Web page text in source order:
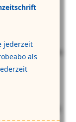
jederzeit
als
ccevppl
nkedrdbn,
lvros
roo